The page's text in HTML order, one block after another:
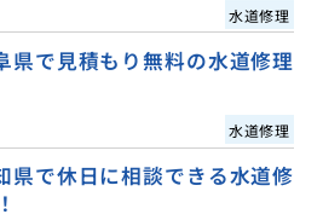
水道修理
県で見積もり無料の水道修理
水道修理
県で休日に相談できる水道修